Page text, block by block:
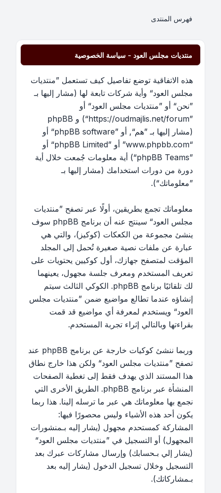
فهرس المنتدى
منتديات مجلس العود - سياسة الخصوصية
هذه الاتفاقية توضع تفاصيل كيف تستعمل ”منتديات
مجلس العود“ وأية شركات تابعة لها (مشار إليها بـ
”نحن“ أو ”منتديات مجلس العود“ أو
”https://oudmajlis.net/forum“) و phpBB
(مشار إليها بـ ”هم“, أو ”phpBB software“ أو
“www.phpbb.com” أو ”phpBB Limited“ أو
”phpBB Teams“) أية معلومات جُمعت خلال أية
دورة من دورات استخدامك (مشار إليها بـ
”معلوماتك“).
معلوماتك تجمع بطريقين، أولًا عبر تصفح ”منتديات
مجلس العود“ سينتج عنه أن برنامج phpBB سوف
ينشئ مجموعة من الكعكات (كوكيز)، والتي هي
عبارة عن ملفات نصية صغيرة تُحمل إلى المجلد
المؤقت لمتصفح جهازك، أول كوكيين يحتويات على
تعريف المستخدم ومعرف جلسة مجهول، يعينهما
لك تلقائيًا برنامج phpBB. الكوكي الثالث سيتم
إنشاؤه عندما تطالع مواضيع ضمن ”منتديات مجلس
العود“ ويستخدم لمعرفة أي مواضيع قد قمت
بقراءتها وبالتالي إثراء تجربة المستخدم.
وربما ننشئ كوكيات خارجة عن برنامج phpBB عند
تصفح ”منتديات مجلس العود“ ولكن هذا خارج نطاق
هذا المستند الذي يهدف فقط إلى تغطية الصفحات
المنشأة عبر برنامج phpBB. الطريق الأخرى التي
نجمع بها معلوماتك هي عبر ما ترسله إلينا. هذا ربما
يكون أحد هذه الأشياء وليس محصورًا فيها:
المشاركة كمستحدم مجهول (يشار إليه بـمنشورات
المجهول) أو التسجيل في ”منتديات مجلس العود“
(يشار إلي بـحسابك) وإرسال مشاركات عبرك بعد
التسجيل وخلال تسجيل الدخول (يشار إليه بعد
بـمشاركاتك).